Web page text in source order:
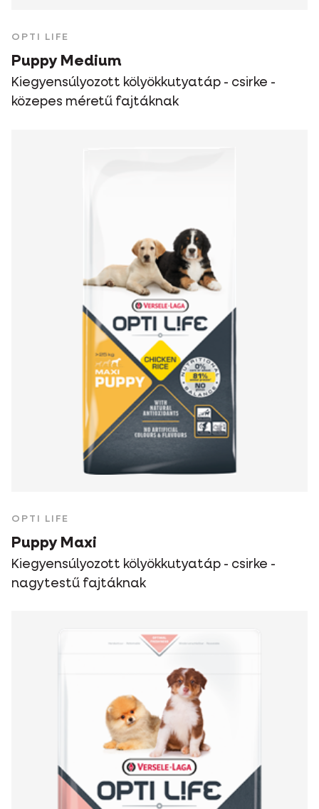
OPTI LIFE
Puppy Medium
Kiegyensúlyozott kölyökkutyatáp - csirke -
közepes méretű fajtáknak
OPTI LIFE
Puppy Maxi
Kiegyensúlyozott kölyökkutyatáp - csirke -
nagytestű fajtáknak